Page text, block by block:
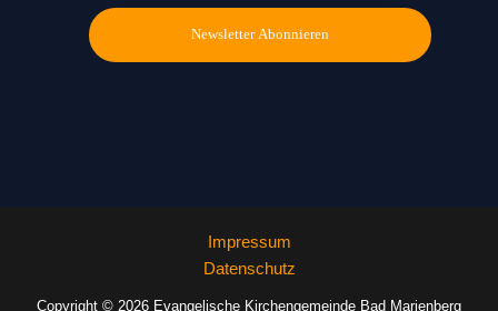
Impressum
Datenschutz
Copyright © 2026 Evangelische Kirchengemeinde Bad Marienberg